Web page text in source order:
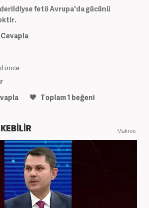
fetö Avrupa'da gücünü
Cevapla
önce
Toplam1 beğeni
Makroo